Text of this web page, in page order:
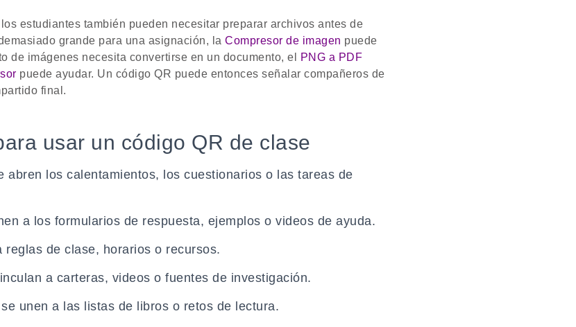
estudiantes también pueden necesitar preparar archivos antes de
grande para una asignación, la Compresor de imagen puede
de imágenes necesita convertirse en un documento, el
PNG a PDF
puede ayudar. Un código QR puede entonces señalar compañeros de
final.
usar un código QR de clase
abren los calentamientos, los cuestionarios o las tareas de
a los formularios de respuesta, ejemplos o videos de ayuda.
reglas de clase, horarios o recursos.
a carteras, videos o fuentes de investigación.
unen a las listas de libros o retos de lectura.